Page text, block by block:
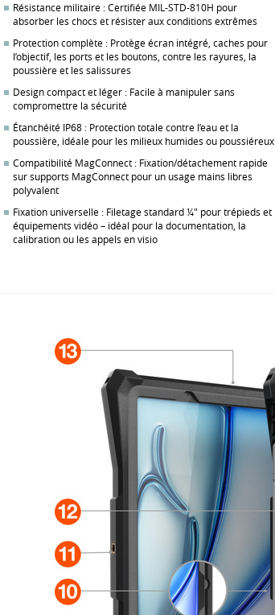
Résistance militaire : Certifiée MIL-STD-810H pour
absorber les chocs et résister aux conditions extrêmes
Protection complète : Protège écran intégré, caches pour
l’objectif, les ports et les boutons, contre les rayures, la
poussière et les salissures
Design compact et léger : Facile à manipuler sans
compromettre la sécurité
Étanchéité IP68 : Protection totale contre l’eau et la
poussière, idéale pour les milieux humides ou poussiéreux
Compatibilité MagConnect : Fixation/détachement rapide
sur supports MagConnect pour un usage mains libres
polyvalent
Fixation universelle : Filetage standard ¼" pour trépieds et
équipements vidéo – idéal pour la documentation, la
calibration ou les appels en visio